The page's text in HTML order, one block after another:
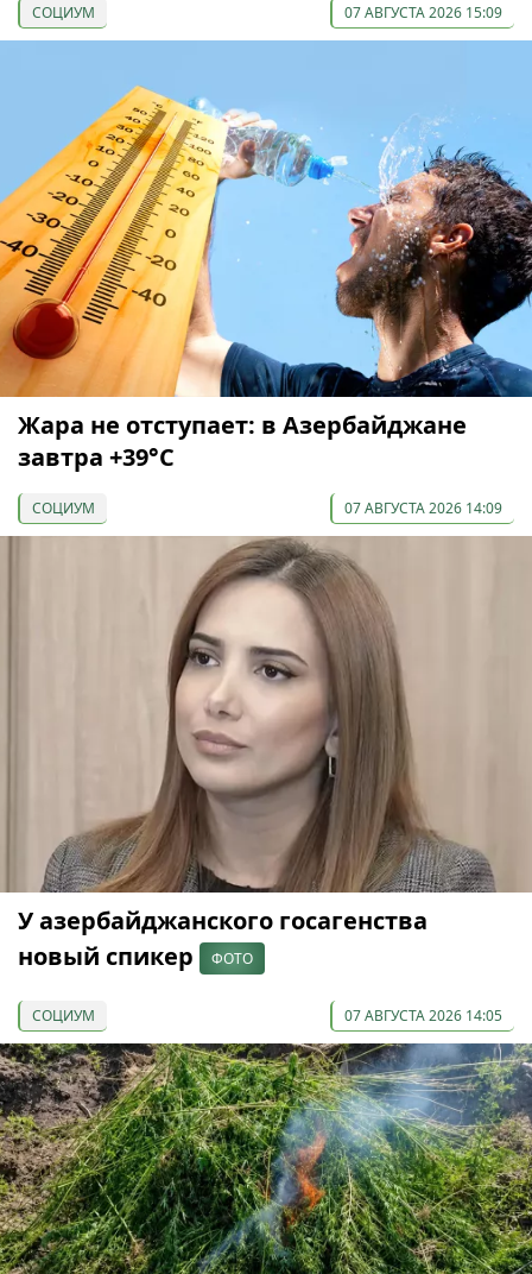
СОЦИУМ 07 АВГУСТА 2026 15:09
Жара не отступает: в Азербайджане
завтра +39°С
СОЦИУМ 07 АВГУСТА 2026 14:09
У азербайджанского госагенства
новый спикер
ФОТО
СОЦИУМ 07 АВГУСТА 2026 14:05